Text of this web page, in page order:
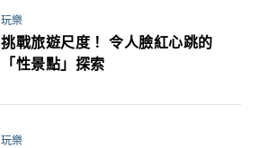
玩樂
挑戰旅遊尺度！ 令人臉紅心跳的
「性景點」探索
玩樂